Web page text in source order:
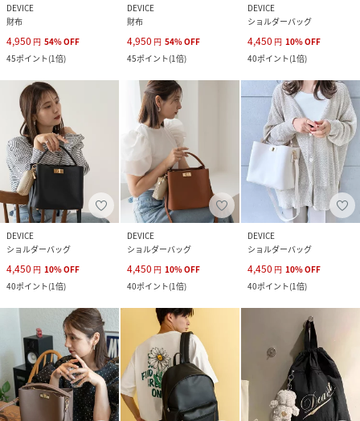
DEVICE
財布
4,950 円 54%OFF
45ポイント(1倍)
DEVICE
財布
4,950 円 54%OFF
45ポイント(1倍)
DEVICE
ショルダーバッグ
4,450 円 10%OFF
40ポイント(1倍)
DEVICE
ショルダーバッグ
4,450 円 10%OFF
40ポイント(1倍)
DEVICE
ショルダーバッグ
4,450 円 10%OFF
40ポイント(1倍)
DEVICE
ショルダーバッグ
4,450 円 10%OFF
40ポイント(1倍)